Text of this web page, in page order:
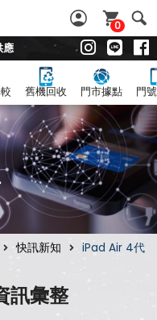
0
應
舊機回收 門市據點 門
快訊新知 iPad Air 4代
訊彙整